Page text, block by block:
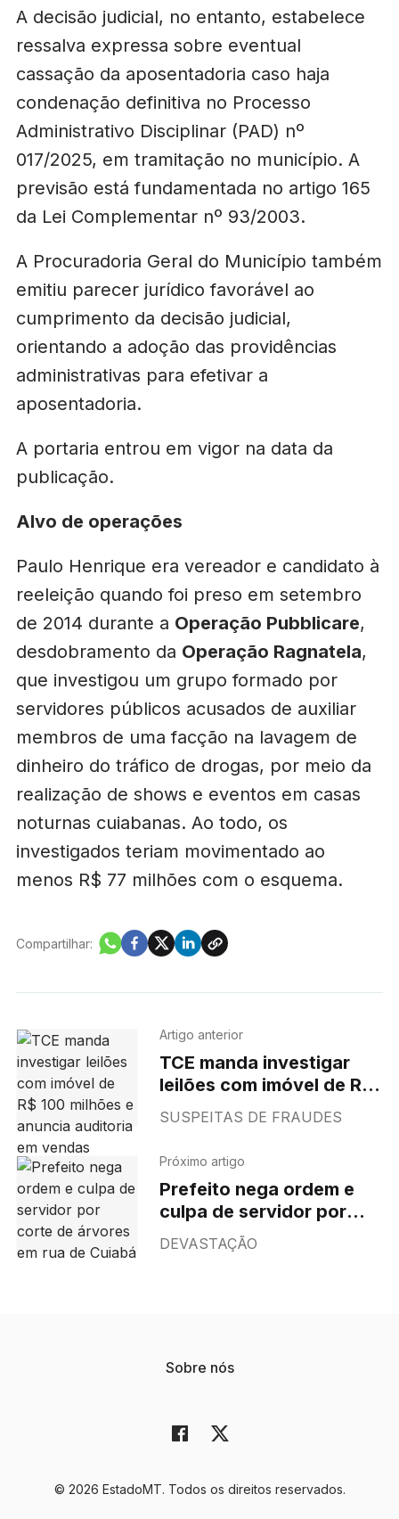
A decisão judicial, no entanto, estabelece
ressalva expressa sobre eventual
cassação da aposentadoria caso haja
condenação definitiva no Processo
Administrativo Disciplinar (PAD) nº
017/2025, em tramitação no município. A
previsão está fundamentada no artigo 165
da Lei Complementar nº 93/2003.
A Procuradoria Geral do Município também
emitiu parecer jurídico favorável ao
cumprimento da decisão judicial,
orientando a adoção das providências
administrativas para efetivar a
aposentadoria.
A portaria entrou em vigor na data da
publicação.
Alvo de operações
Paulo Henrique era vereador e candidato à
reeleição quando foi preso em setembro
de 2014 durante a Operação Pubblicare,
desdobramento da Operação Ragnatela,
que investigou um grupo formado por
servidores públicos acusados de auxiliar
membros de uma facção na lavagem de
dinheiro do tráfico de drogas, por meio da
realização de shows e eventos em casas
noturnas cuiabanas. Ao todo, os
investigados teriam movimentado ao
menos R$ 77 milhões com o esquema.
Compartilhar:
Artigo anterior
TCE manda investigar
leilões com imóvel de R$
100 milhões e anuncia
auditoria em vendas
SUSPEITAS DE FRAUDES
Próximo artigo
Prefeito nega ordem e
culpa de servidor por
corte de árvores em rua
de Cuiabá
DEVASTAÇÃO
© 2026 EstadoMT. Todos os direitos reservados.
Sobre nós